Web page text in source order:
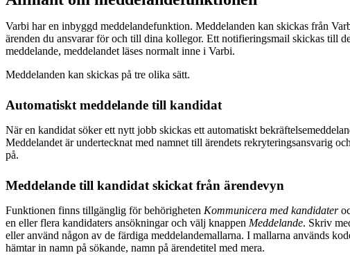
Varbi har en inbyggd meddelandefunktion. Meddelanden kan skickas från
ärenden du ansvarar för och till dina kollegor. Ett notifieringsmail skickas till
meddelande, meddelandet läses normalt inne i Varbi.
Meddelanden kan skickas på tre olika sätt.
Automatiskt meddelande till kandidat
När en kandidat söker ett nytt jobb skickas ett automatiskt
Meddelandet är undertecknat med namnet till ärendets rekryteringsansvarig
på.
Meddelande till kandidat skickat från ärendevyn
Funktionen finns tillgänglig för behörigheten Kommunicera med kandidater
en eller flera kandidaters ansökningar och välj knappen Meddelande. Skriv
eller använd någon av de färdiga meddelandemallarna. I mallarna används
hämtar in namn på sökande, namn på ärendetitel med mera.